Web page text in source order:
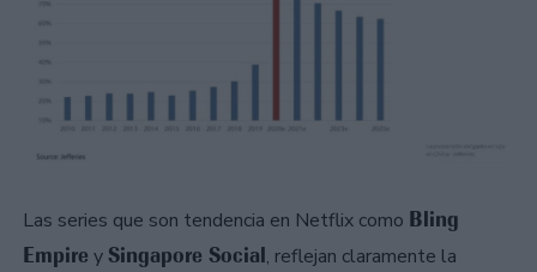
Las series que son tendencia en Netflix como Bling
Empire y Singapore Social, reflejan claramente la